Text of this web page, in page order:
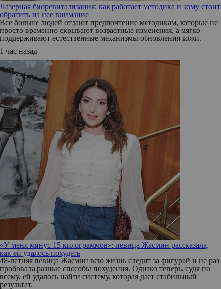
Лазерная биоревитализация: как работает методика и кому стоит
обратить на нее внимание
Все больше людей отдают предпочтение методикам, которые не
просто временно скрывают возрастные изменения, а мягко
поддерживают естественные механизмы обновления кожи.
1 час назад
«У меня минус 15 килограммов»: певица Жасмин рассказала,
как ей удалось похудеть
48-летняя певица Жасмин всю жизнь следит за фигурой и не раз
пробовала разные способы похудения. Однако теперь, судя по
всему, ей удалось найти систему, которая дает стабильный
результат.